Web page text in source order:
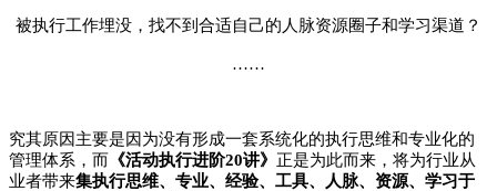
被执行工作埋没，找不到合适自己的人脉资源圈子和学习渠道？
……
究其原因主要是因为没有形成一套系统化的执行思维和专业化的
管理体系，而 《活动执行进阶20讲》 正是为此而来，将为行业从
业者带来集执行思维、专业、经验、工具、人脉、资源、学习于